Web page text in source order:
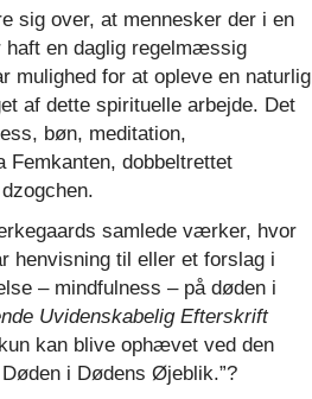
sig over, at mennesker der i en
en daglig regelmæssig
mulighed for at opleve en naturlig
af dette spirituelle arbejde. Det
bøn, meditation,
dobbeltrettet
samlede værker, hvor
henvisning til eller et forslag i
– mindfulness – på døden i
Uvidenskabelig Efterskrift
kan blive ophævet ved den
i Dødens Øjeblik.”?